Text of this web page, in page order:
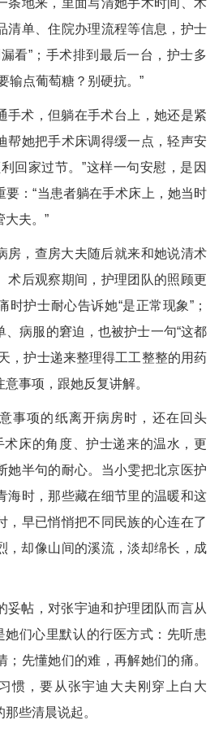
条地来，里面写清她手术时间、术
清单、住院办理流程等信息，护士
看”；手术排到最后一台，护士多
输点葡萄糖？别硬抗。”
手术，但躺在手术台上，她还是紧
帮她把手术床调得缓一点，轻声安
回家过节。”这样一句安慰，是因
要：“当患者躺在手术床上，她当时
大夫。”
房，查房大夫随后就来和她说清术
术后观察期间，护理团队的照顾更
时护士耐心告诉她“是正常现象”；
、病服的窘迫，也被护士一句“这都
，护士递来整理得工工整整的用药
事项，跟她反复讲解。
事项的纸离开病房时，还在回头
床的角度、护士递来的温水，更
她半句的耐心。当小雯把北京医护
海时，那些藏在细节里的温暖和这
，早已悄悄把不同民族的心连在了
却像山间的溪流，淡却绵长，成
妥帖，对张宇迪和护理团队而言从
她们心里默认的行医方式：先听患
；先懂她们的难，再解她们的痛。
惯，要从张宇迪大夫刚穿上白大
些清晨说起。